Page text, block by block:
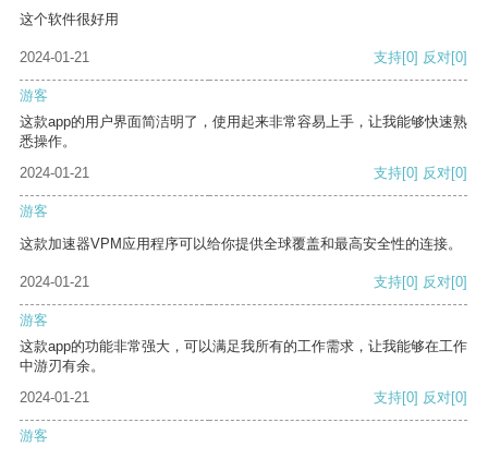
这个软件很好用
2024-01-21 支持[0] 反对[0]
游客
这款app的用户界面简洁明了，使用起来非常容易上手，让我能够快速熟
悉操作。
2024-01-21
支持[0] 反对[0]
游客
这款加速器VPM应用程序可以给你提供全球覆盖和最高安全性的连接。
2024-01-21 支持[0] 反对[0]
游客
这款app的功能非常强大，可以满足我所有的工作需求，让我能够在工作
中游刃有余。
2024-01-21
支持[0] 反对[0]
游客